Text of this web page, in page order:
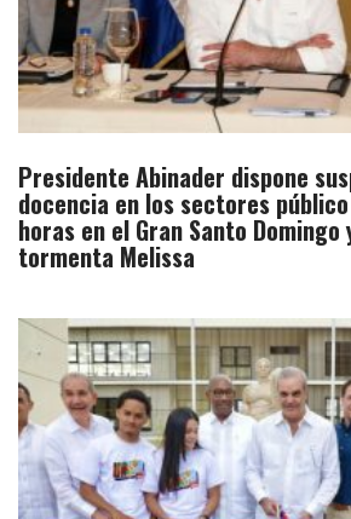
Presidente Abinader dispone
docencia en los sectores
horas en el Gran Santo
tormenta Melissa